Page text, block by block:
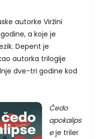
autorke Viržini
a koje je
Depent je
autorka trilogije
dve-tri godine kod
Čedo
apokalips
eje triler